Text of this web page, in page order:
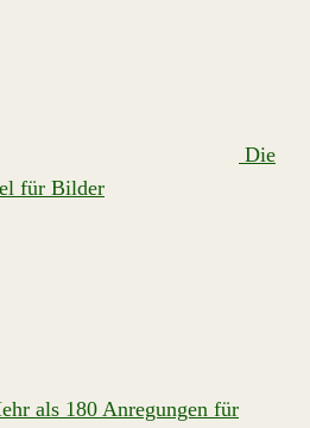
Die
für Bilder
als 180 Anregungen für